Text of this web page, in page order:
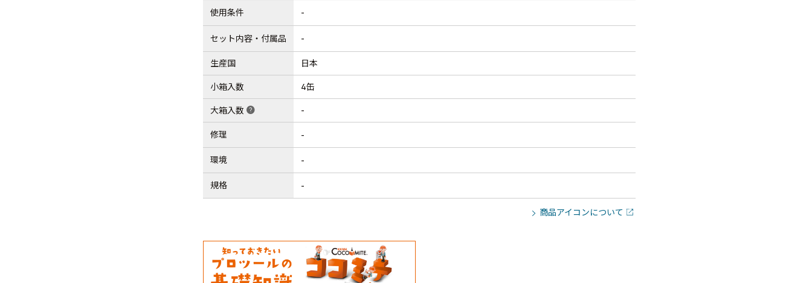
使用条件 -
セット内容・付属品 -
生産国 日本
小箱入数 4缶
大箱入数 help -
修理 -
環境 -
規格 -
商品アイコンについて